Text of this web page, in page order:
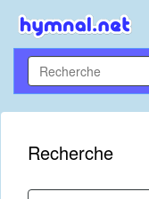
Recherche